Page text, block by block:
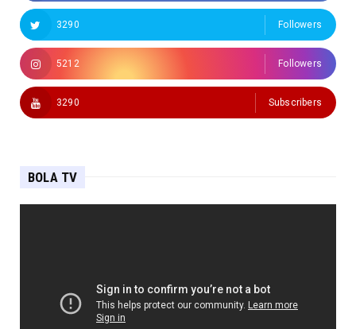
3290 Followers
5212 Followers
3290 Subscribers
BOLA TV